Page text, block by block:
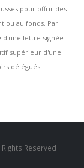
pour offrir des
ou au fonds. Par
d'une lettre signée
supérieur d'une
délégués
Reserved